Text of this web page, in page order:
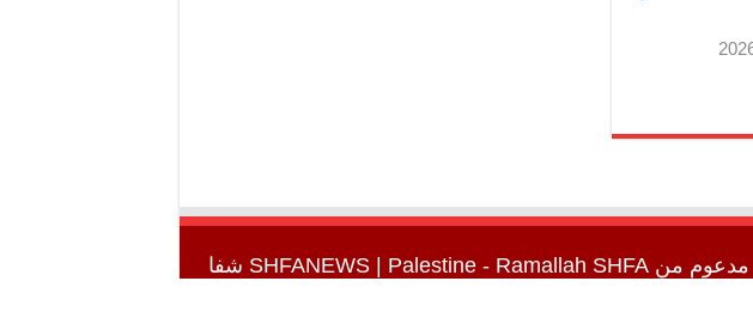
مدعوم من SHFANEWS| Palestine - Ramallah SHFA شفا